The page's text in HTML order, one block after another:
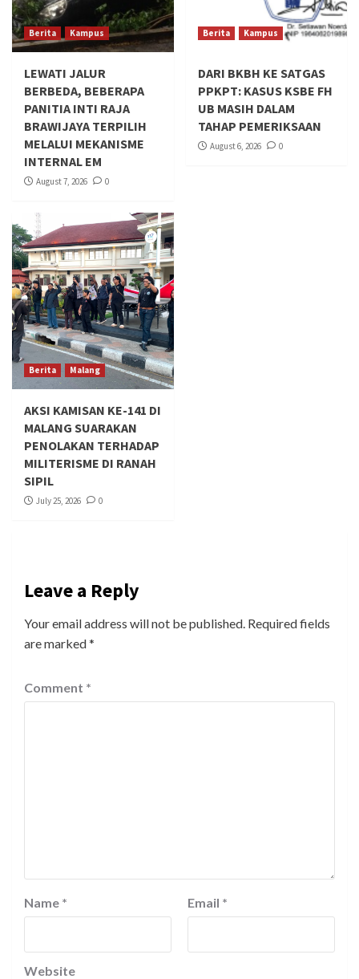
Berita Kampus
LEWATI JALUR
BERBEDA, BEBERAPA
PANITIA INTI RAJA
BRAWIJAYA TERPILIH
MELALUI MEKANISME
INTERNAL EM
August 7, 2026 0
Berita Kampus
DARI BKBH KE SATGAS
PPKPT: KASUS KSBE FH
UB MASIH DALAM
TAHAP PEMERIKSAAN
August 6, 2026 0
Berita Malang
AKSI KAMISAN KE-141 DI
MALANG SUARAKAN
PENOLAKAN TERHADAP
MILITERISME DI RANAH
SIPIL
July 25, 2026 0
Leave a Reply
Your email address will not be published. Required fields
are marked*
Comment *
Name * Email *
Website